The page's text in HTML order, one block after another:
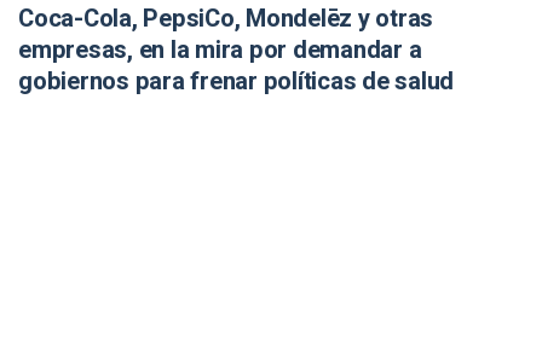
Coca-Cola, PepsiCo, Mondelēz y otras
empresas, en la mira por demandar a
gobiernos para frenar políticas de salud